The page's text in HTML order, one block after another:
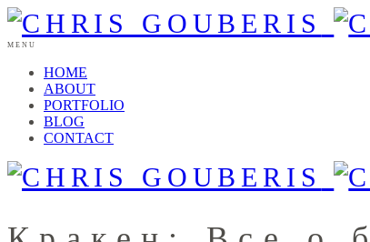
MENU
HOME
ABOUT
PORTFOLIO
BLOG
CONTACT